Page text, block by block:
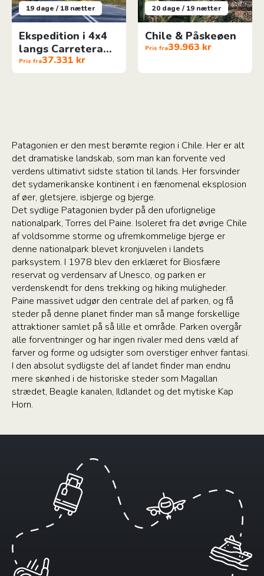
19 dage / 18 nætter
Ekspedition i 4x4
langs Carretera
Austral
Pris fra37.331 kr
20 dage / 19 nætter
Chile & Påskeøen
Pris fra39.963 kr
Patagonien er den mest berømte region i Chile. Her er alt
det dramatiske landskab, som man kan forvente ved
verdens ultimativt sidste station til lands. Her forsvinder
det sydamerikanske kontinent i en fænomenal eksplosion
af øer, gletsjere, isbjerge og bjerge.
Det sydlige Patagonien byder på den uforlignelige
nationalpark, Torres del Paine. Isoleret fra det øvrige Chile
af voldsomme storme og ufremkommelige bjerge er
denne nationalpark blevet kronjuvelen i landets
parksystem. I 1978 blev den erklæret for Biosfære
reservat og verdensarv af Unesco, og parken er
verdenskendt for dens trekking og hiking muligheder.
Paine massivet udgør den centrale del af parken, og få
steder på denne planet finder man så mange forskellige
attraktioner samlet på så lille et område. Parken overgår
alle forventninger og har ingen rivaler med dens væld af
farver og forme og udsigter som overstiger enhver fantasi.
I den absolut sydligste del af landet finder man endnu
mere skønhed i de historiske steder som Magallan
strædet, Beagle kanalen, Ildlandet og det mytiske Kap
Horn.